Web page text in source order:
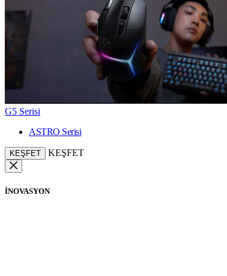
G5 Serisi
ASTRO Serisi
KEŞFET KEŞFET
İNOVASYON